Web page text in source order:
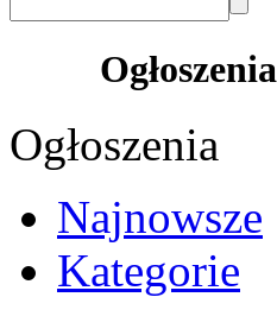
Ogłoszenia
Ogłoszenia
Najnowsze
Kategorie